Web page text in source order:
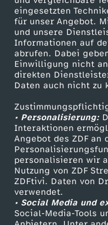
eingesetzten
für unser Angebot.
und unsere
Informationen auf
abrufen. Dabei
Einwilligung nicht
direkten
Daten auch nicht zu
• Personalisierung:
Interaktionen
Angebot des ZDF an
personalisieren wir
Nutzung von ZDF
ZDFtivi. Daten von
verwendet.
• Social Media und
Social-Media-Tools
s
G
r
u
n
d
g
e
Mehr ZDF
ZDF-Apps
Smart TV
ZDFtext
Livestreams
Sendungen A-Z
TV-Programm
ZDF Unternehmen